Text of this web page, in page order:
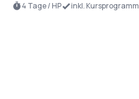
4 Tage / HP inkl. Kursprogramm